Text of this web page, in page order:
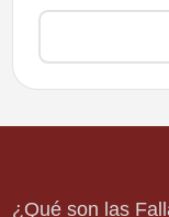
¿Qué son las